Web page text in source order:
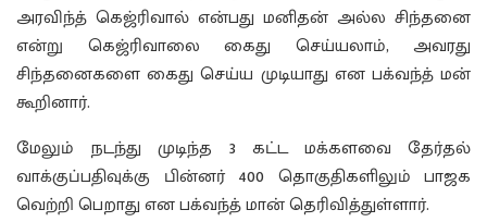
அரவிந்த் கெஜ்ரிவால் என்பது மனிதன் அல்ல சிந்தனை
என்று கெஜ்ரிவாலை கைது செய்யலாம், அவரது
சிந்தனைகளை கைது செய்ய முடியாது என பக்வந்த் மன்
கூறினார்.
மேலும் நடந்து முடிந்த 3 கட்ட மக்களவை தேர்தல்
வாக்குப்பதிவுக்கு பின்னர் 400 தொகுதிகளிலும் பாஜக
வெற்றி பெறாது என பக்வந்த் மான் தெரிவித்துள்ளார்.